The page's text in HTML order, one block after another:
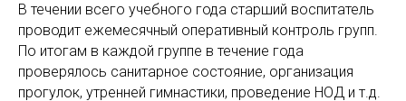
В течении всего учебного года старший воспитатель
проводит ежемесячный оперативный контроль групп.
По итогам в каждой группе в течение года
проверялось санитарное состояние, организация
прогулок, утренней гимнастики, проведение НОД и т.д.